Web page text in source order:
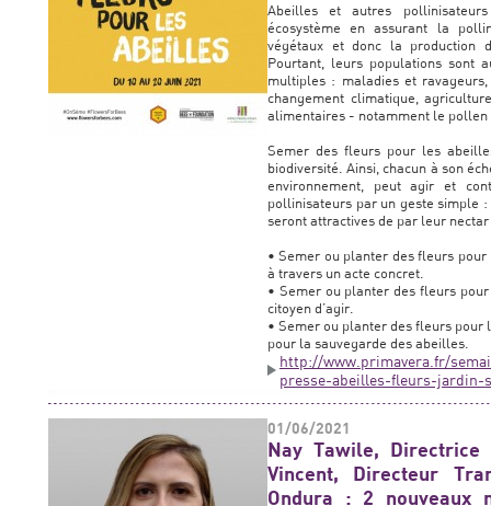
Abeilles et autres
écosystème en assurant la
végétaux et donc la production
Pourtant, leurs populations sont
multiples : maladies et
changement climatique,
alimentaires - notamment le
Semer des fleurs pour les
biodiversité. Ainsi, chacun à son
environnement, peut agir et
pollinisateurs par un geste simple
seront attractives de par leur
• Semer ou planter des fleurs
à travers un acte concret.
• Semer ou planter des fleurs
citoyen d’agir.
• Semer ou planter des fleurs pour
pour la sauvegarde des abeilles.
http://www.primavera.fr/
presse-abeilles-fleurs-jardin-
01/06/2021
Nay Tawile, Directrice
Vincent, Directeur
Ondura : 2 nouveaux